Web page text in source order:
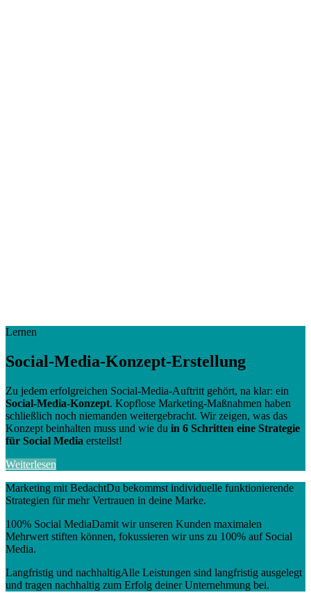
Lernen
Social-Media-Konzept-Erstellung
Zu jedem erfolgreichen Social-Media-Auftritt gehört, na klar: ein
Social-Media-Konzept. Kopflose Marketing-Maßnahmen haben
schließlich noch niemanden weitergebracht. Wir zeigen, was das
Konzept beinhalten muss und wie du in 6 Schritten eine Strategie
für Social Media erstellst!
Weiterlesen
Marketing mit BedachtDu bekommst individuelle funktionierende
Strategien für mehr Vertrauen in deine Marke.
100% Social MediaDamit wir unseren Kunden maximalen
Mehrwert stiften können, fokussieren wir uns zu 100% auf Social
Media.
Langfristig und nachhaltigAlle Leistungen sind langfristig ausgelegt
und tragen nachhaltig zum Erfolg deiner Unternehmung bei.